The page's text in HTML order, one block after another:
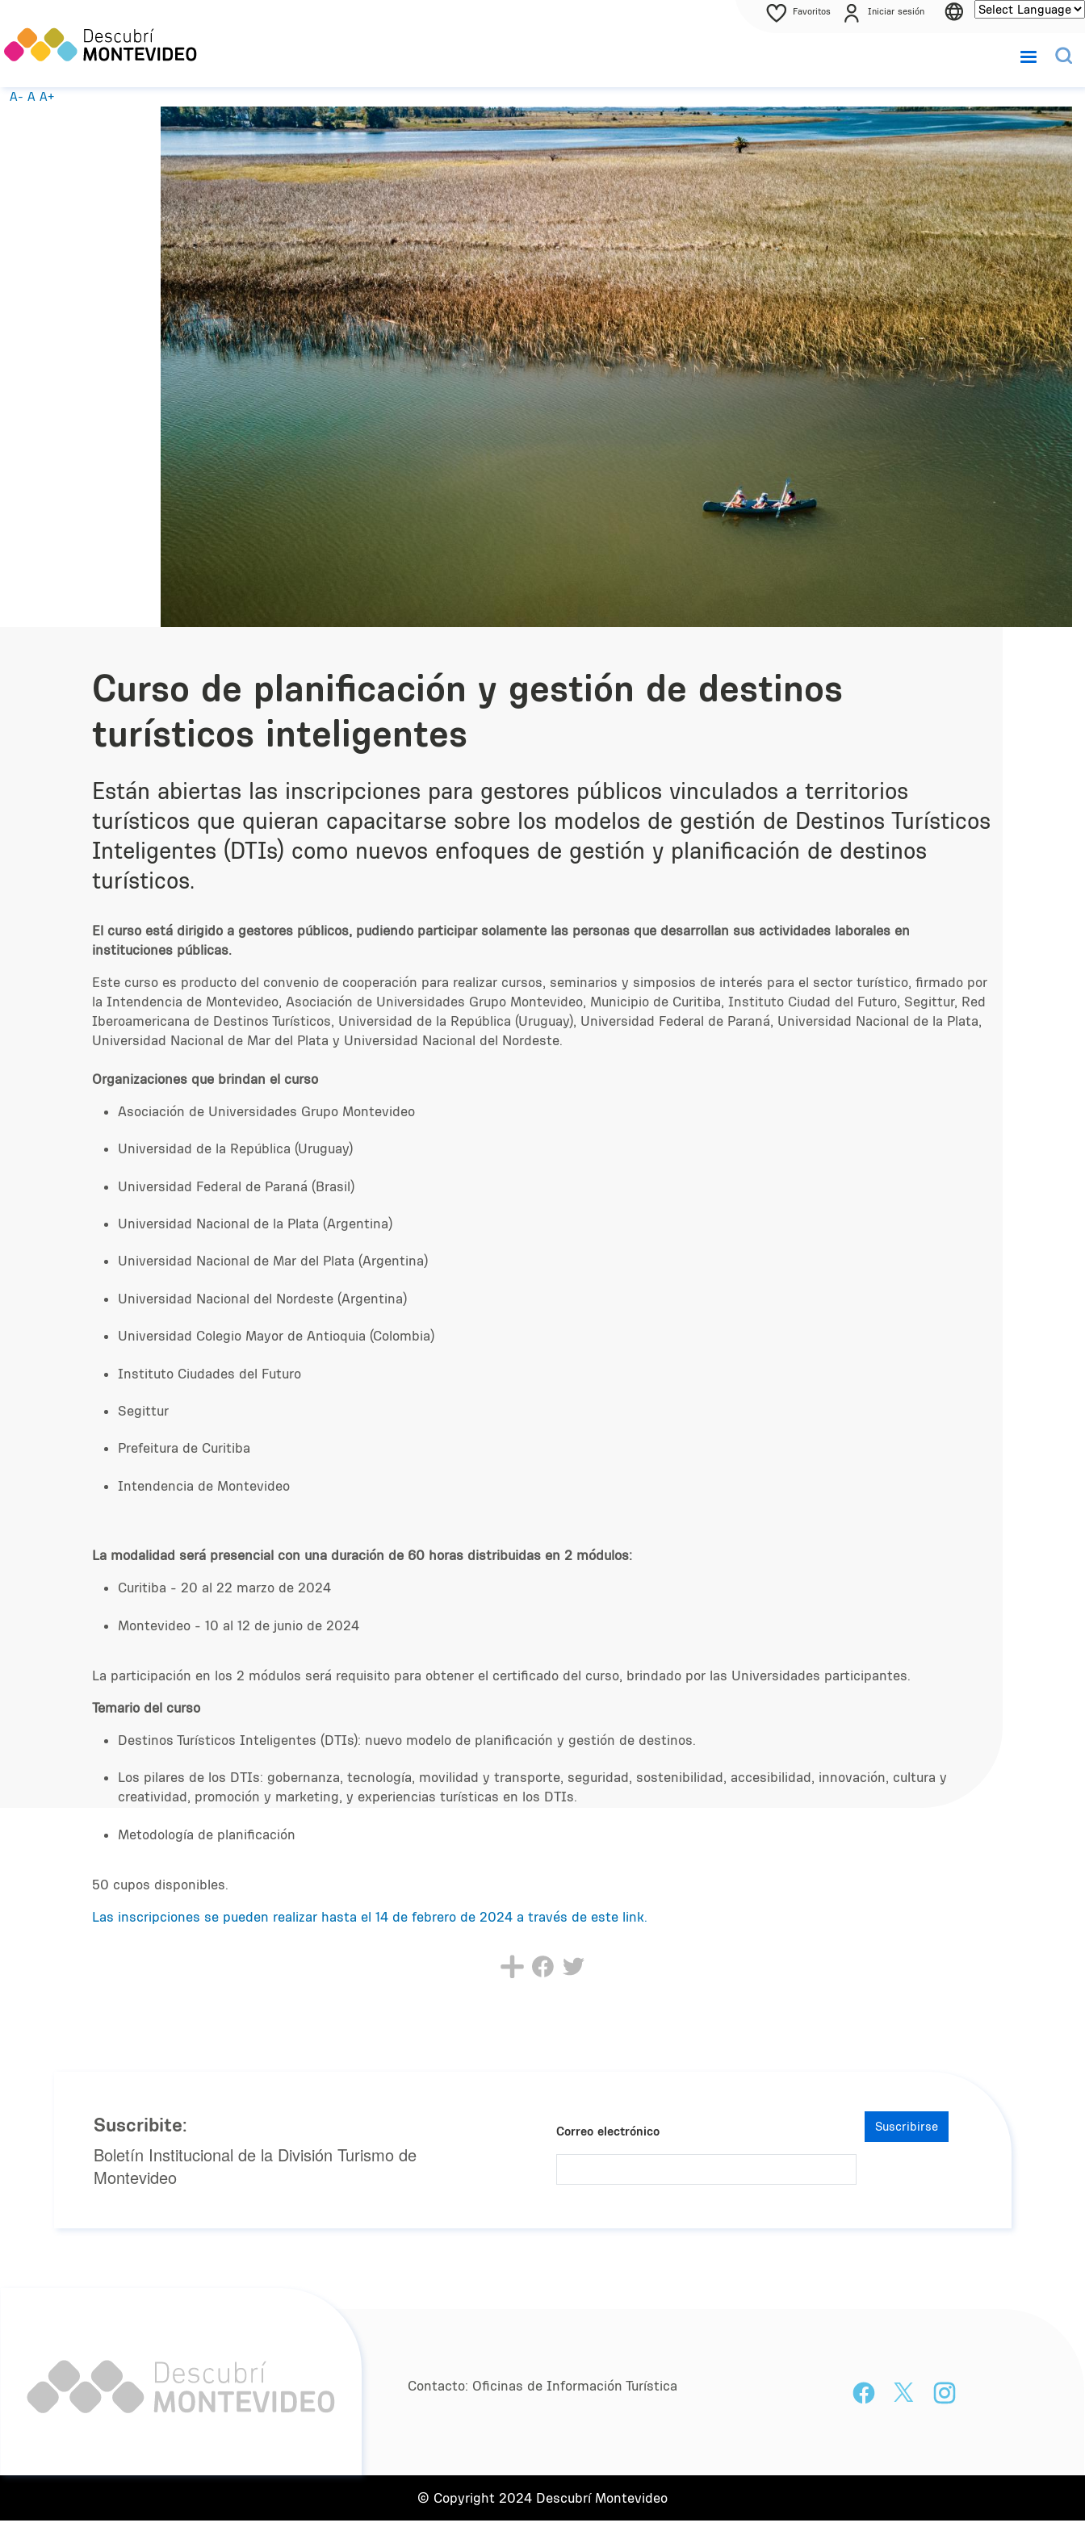
Favoritos Iniciar sesión
A- A A+
Curso de planificación y gestión de destinos
turísticos inteligentes
Están abiertas las inscripciones para gestores públicos vinculados a territorios
turísticos que quieran capacitarse sobre los modelos de gestión de Destinos Turísticos
Inteligentes (DTIs) como nuevos enfoques de gestión y planificación de destinos
turísticos.
El curso está dirigido a gestores públicos, pudiendo participar solamente las personas que desarrollan sus actividades laborales en
instituciones públicas.
Este curso es producto del convenio de cooperación para realizar cursos, seminarios y simposios de interés para el sector turístico, firmado por
la Intendencia de Montevideo, Asociación de Universidades Grupo Montevideo, Municipio de Curitiba, Instituto Ciudad del Futuro, Segittur, Red
Iberoamericana de Destinos Turísticos, Universidad de la República (Uruguay), Universidad Federal de Paraná, Universidad Nacional de la Plata,
Universidad Nacional de Mar del Plata y Universidad Nacional del Nordeste.
Organizaciones que brindan el curso
Asociación de Universidades Grupo Montevideo
Universidad de la República (Uruguay)
Universidad Federal de Paraná (Brasil)
Universidad Nacional de la Plata (Argentina)
Universidad Nacional de Mar del Plata (Argentina)
Universidad Nacional del Nordeste (Argentina)
Universidad Colegio Mayor de Antioquia (Colombia)
Instituto Ciudades del Futuro
Segittur
Prefeitura de Curitiba
Intendencia de Montevideo
La modalidad será presencial con una duración de 60 horas distribuidas en 2 módulos:
Curitiba - 20 al 22 marzo de 2024
Montevideo - 10 al 12 de junio de 2024
La participación en los 2 módulos será requisito para obtener el certificado del curso, brindado por las Universidades participantes.
Temario del curso
Destinos Turísticos Inteligentes (DTIs): nuevo modelo de planificación y gestión de destinos.
Los pilares de los DTIs: gobernanza, tecnología, movilidad y transporte, seguridad, sostenibilidad, accesibilidad, innovación, cultura y
creatividad, promoción y marketing, y experiencias turísticas en los DTIs.
Metodología de planificación
50 cupos disponibles.
Las inscripciones se pueden realizar hasta el 14 de febrero de 2024 a través de este link.
Suscribite:
Boletín Institucional de la División Turismo de
Montevideo
Correo electrónico Suscribirse
Contacto: Oﬁcinas de Información Turística
© Copyright 2024 Descubrí Montevideo